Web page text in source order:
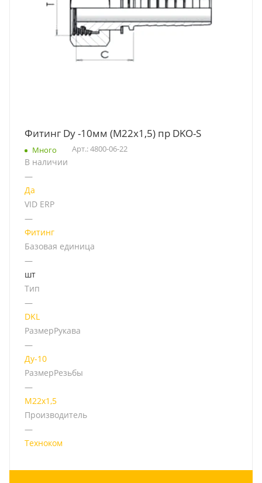
Фитинг Dу -10мм (М22х1,5) пр DKO-S
Много Арт.: 4800-06-22
В наличии
—
Да
VID ERP
—
Фитинг
Базовая единица
—
шт
Тип
—
DKL
РазмерРукава
—
Ду-10
РазмерРезьбы
—
М22х1,5
Производитель
—
Техноком